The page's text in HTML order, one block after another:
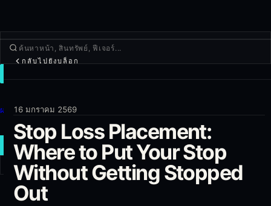
ผลิตภัณฑ์
เพิ่มเติม
เทรดใหม่
เข้าสู่ระบบ
กลับไปยังบล็อก
16 มกราคม 2569
Stop Loss Placement:
Where to Put Your Stop
Without Getting Stopped
Out